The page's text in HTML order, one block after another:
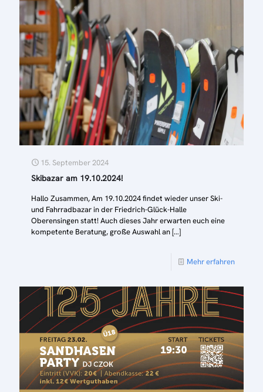
15. September 2024
Skibazar am 19.10.2024!
Hallo Zusammen, Am 19.10.2024 findet wieder unser Ski-
und Fahrradbazar in der Friedrich-Glück-Halle
Oberensingen statt! Auch dieses Jahr erwarten euch eine
kompetente Beratung, große Auswahl an[…]
Mehr erfahren